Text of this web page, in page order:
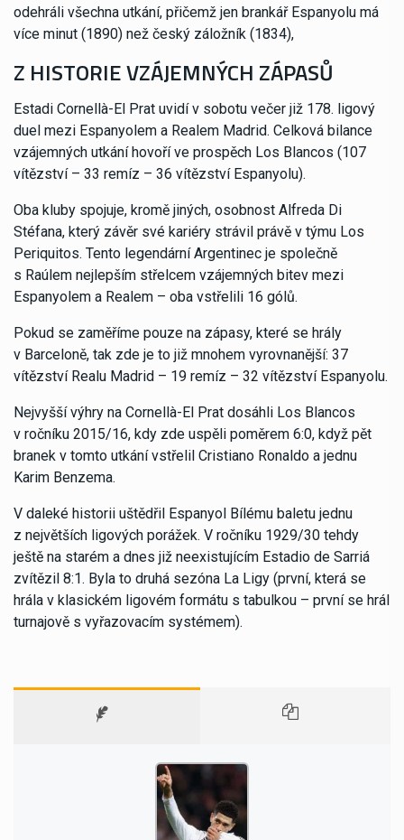
odehráli všechna utkání, přičemž jen brankář Espanyolu má
více minut (1890) než český záložník (1834),
Z HISTORIE VZÁJEMNÝCH ZÁPASŮ
Estadi Cornellà-El Prat uvidí v sobotu večer již 178. ligový
duel mezi Espanyolem a Realem Madrid. Celková bilance
vzájemných utkání hovoří ve prospěch Los Blancos (107
vítězství – 33 remíz – 36 vítězství Espanyolu).
Oba kluby spojuje, kromě jiných, osobnost Alfreda Di
Stéfana, který závěr své kariéry strávil právě v týmu Los
Periquitos. Tento legendární Argentinec je společně
s Raúlem nejlepším střelcem vzájemných bitev mezi
Espanyolem a Realem – oba vstřelili 16 gólů.
Pokud se zaměříme pouze na zápasy, které se hrály
v Barceloně, tak zde je to již mnohem vyrovnanější: 37
vítězství Realu Madrid – 19 remíz – 32 vítězství Espanyolu.
Nejvyšší výhry na Cornellà-El Prat dosáhli Los Blancos
v ročníku 2015/16, kdy zde uspěli poměrem 6:0, když pět
branek v tomto utkání vstřelil Cristiano Ronaldo a jednu
Karim Benzema.
V daleké historii uštědřil Espanyol Bílému baletu jednu
z největších ligových porážek. V ročníku 1929/30 tehdy
ještě na starém a dnes již neexistujícím Estadio de Sarriá
zvítězil 8:1. Byla to druhá sezóna La Ligy (první, která se
hrála v klasickém ligovém formátu s tabulkou – první se hrál
turnajově s vyřazovacím systémem).